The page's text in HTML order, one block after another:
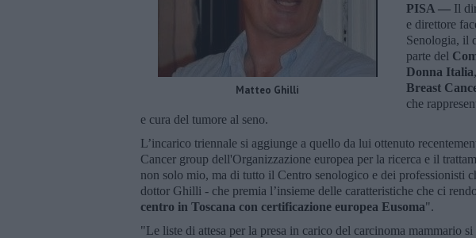
Matteo Ghilli
PISA — Il
e direttore
Senologia, il
parte del
Donna Italia
Breast
che
e cura del tumore al seno.
L’incarico triennale si aggiunge a quello da lui ottenuto
Cancer group dell'Organizzazione europea per la ricerca e il
non solo mio, ma di tutto il Centro senologico e dei professionisti
dottor Ghilli - che premia l’insieme delle caratteristiche che ci
centro in Toscana con certificazione europea Eusoma".
"Le liste di attesa per la presa in carico del carcinoma mammario si